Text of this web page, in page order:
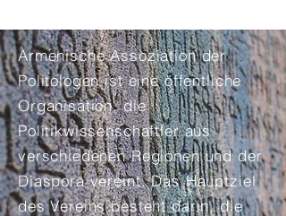
Armenische Assoziation der
Politologen ist eine öffentliche
Organisation, die
Politikwissenschaftler aus
verschiedenen Regionen und der
Diaspora vereint. Das Hauptziel
des Vereins besteht darin, die